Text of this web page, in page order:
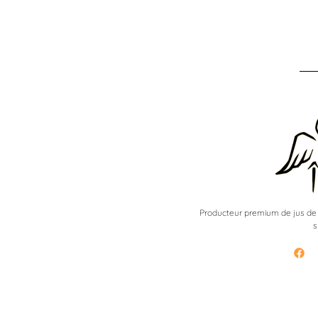
Producteur premium de jus